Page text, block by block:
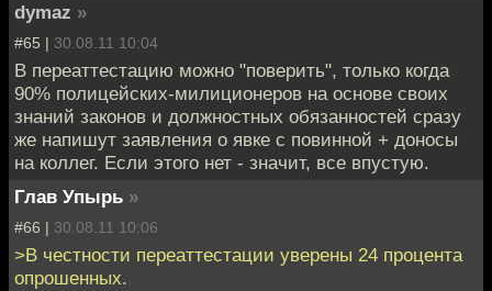
dymaz »
#65 | 30.08.11 10:04
В переаттестацию можно "поверить", только когда
90% полицейских-милиционеров на основе своих
знаний законов и должностных обязанностей сразу
же напишут заявления о явке с повинной + доносы
на коллег. Если этого нет - значит, все впустую.
Глав Упырь »
#66 | 30.08.11 10:06
>В честности переаттестации уверены 24 процента
опрошенных.